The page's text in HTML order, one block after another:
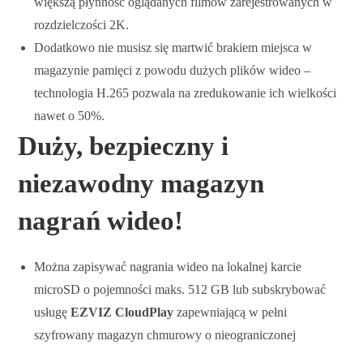
rozdzielczości 2K.
Dodatkowo nie musisz się martwić brakiem miejsca w
magazynie pamięci z powodu dużych plików wideo –
technologia H.265 pozwala na zredukowanie ich wielkości
nawet o 50%.
Duży, bezpieczny i
niezawodny magazyn
nagrań wideo!
Można zapisywać nagrania wideo na lokalnej karcie
microSD o pojemności maks. 512 GB lub subskrybować
usługęEZVIZ CloudPlay zapewniającą w pełni
szyfrowany magazyn chmurowy o nieograniczonej